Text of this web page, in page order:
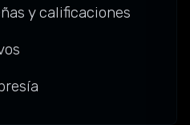
y calificaciones